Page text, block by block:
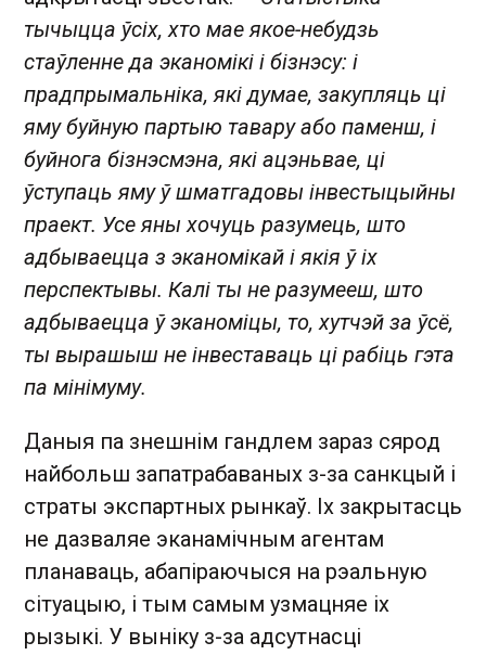
тычыцца ўсіх, хто мае якое-небудзь
стаўленне да эканомікі і бізнэсу: і
прадпрымальніка, які думае, закупляць ці
яму буйную партыю тавару або паменш, і
буйнога бізнэсмэна, які ацэньвае, ці
ўступаць яму ў шматгадовы інвестыцыйны
праект. Усе яны хочуць разумець, што
адбываецца з эканомікай і якія ў іх
перспектывы. Калі ты не разумееш, што
адбываецца ў эканоміцы, то, хутчэй за ўсё,
ты вырашыш не інвеставаць ці рабіць гэта
па мінімуму.
Даныя па знешнім гандлем зараз сярод
найбольш запатрабаваных з-за санкцый і
страты экспартных рынкаў. Іх закрытасць
не дазваляе эканамічным агентам
планаваць, абапіраючыся на рэальную
сітуацыю, і тым самым узмацняе іх
рызыкі. У выніку з-за адсутнасці